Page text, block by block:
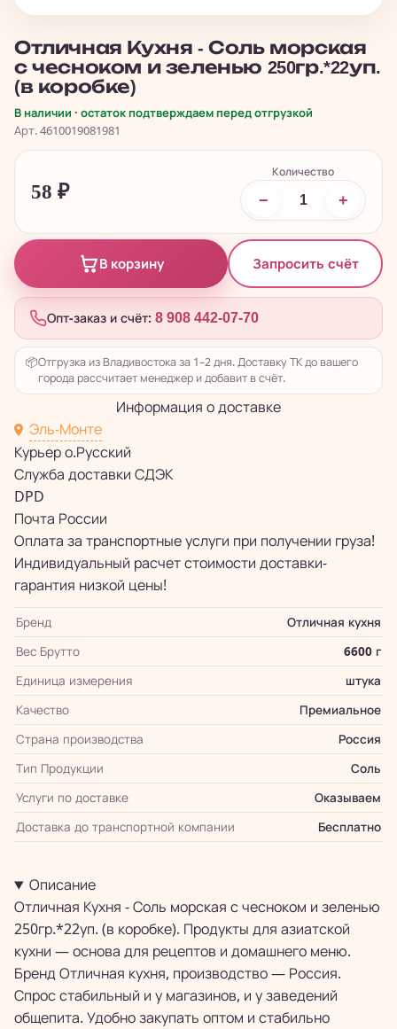
Отличная Кухня - Соль морская
с чесноком и зеленью 250гр.*22уп.
(в коробке)
В наличии · остаток подтверждаем перед отгрузкой
Арт. 4610019081981
58 ₽
Количество
− +
В корзину Запросить счёт
Опт-заказ и счёт: 8 908 442-07-70
📦Отгрузка из Владивостока за 1–2 дня. Доставку ТК до вашего
города рассчитает менеджер и добавит в счёт.
Информация о доставке
Эль-Монте
Курьер о.Русский
Служба доставки СДЭК
DPD
Почта России
Оплата за транспортные услуги при получении груза!
Индивидуальный расчет стоимости доставки-
гарантия низкой цены!
Бренд
Отличная кухня
Вес Брутто
6600 г
Единица измерения
штука
Качество
Премиальное
Страна производства
Россия
Тип Продукции
Соль
Услуги по доставке
Оказываем
Доставка до транспортной компании
Бесплатно
Описание
Отличная Кухня - Соль морская с чесноком и зеленью
250гр.*22уп. (в коробке). Продукты для азиатской
кухни — основа для рецептов и домашнего меню.
Бренд Отличная кухня, производство — Россия.
Спрос стабильный и у магазинов, и у заведений
общепита. Удобно закупать оптом и стабильно